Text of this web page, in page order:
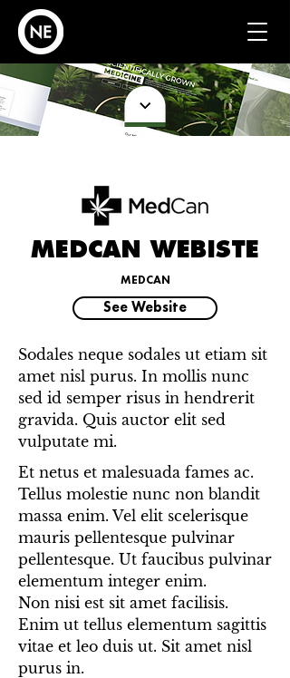
MEDCAN
MEDCAN WEBISTE
See Website
Sodales neque sodales ut etiam sit
amet nisl purus. In mollis nunc
sed id semper risus in hendrerit
gravida. Quis auctor elit sed
vulputate mi.
Et netus et malesuada fames ac.
Tellus molestie nunc non blandit
massa enim. Vel elit scelerisque
mauris pellentesque pulvinar
pellentesque. Ut faucibus pulvinar
elementum integer enim.
Non nisi est sit amet facilisis.
Enim ut tellus elementum sagittis
vitae et leo duis ut. Sit amet nisl
purus in.